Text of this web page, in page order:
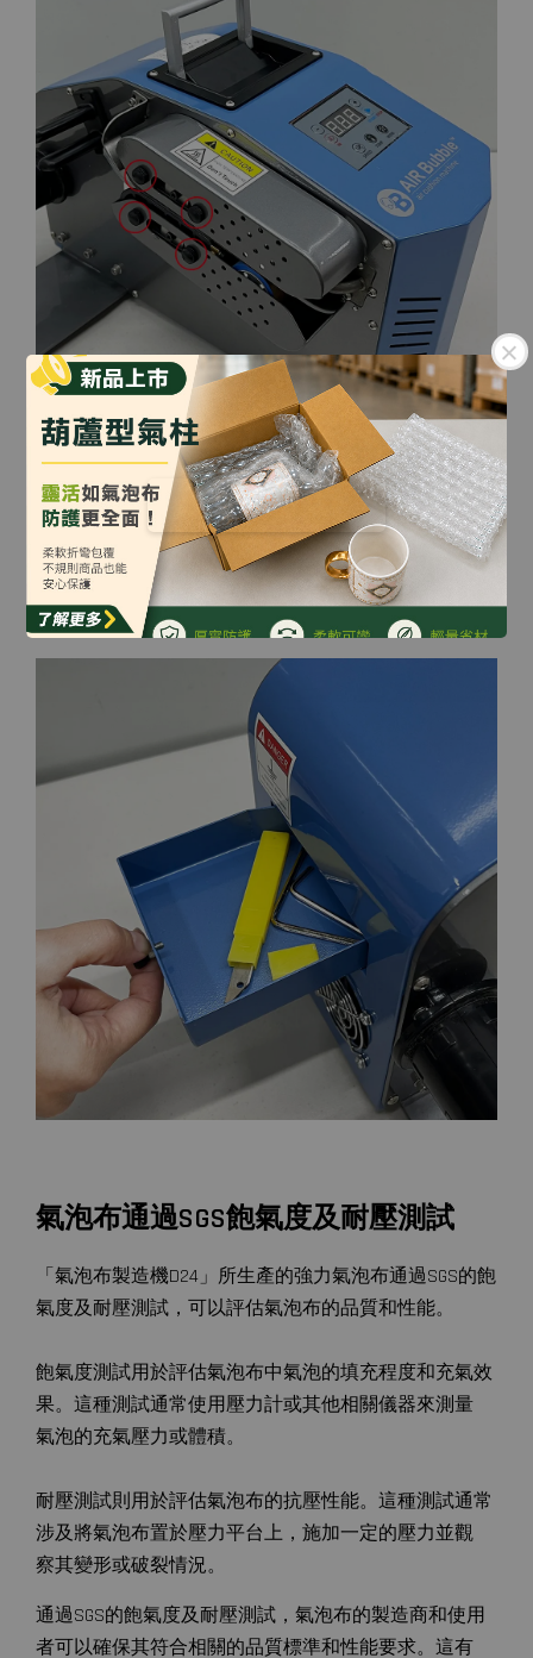
4. 貼心的設計特色
機器後方設有小抽屜，讓您方便存放和取用耗材，再也不
用為找不到耗材而苦惱，提高了工作效率。
氣泡布通過SGS飽氣度及耐壓測試
「氣泡布製造機D24」所生產的強力氣泡布通過SGS的飽
氣度及耐壓測試，可以評估氣泡布的品質和性能。
飽氣度測試用於評估氣泡布中氣泡的填充程度和充氣效
果。這種測試通常使用壓力計或其他相關儀器來測量
氣泡的充氣壓力或體積。
耐壓測試則用於評估氣泡布的抗壓性能。這種測試通常
涉及將氣泡布置於壓力平台上，施加一定的壓力並觀
察其變形或破裂情況。
通過SGS的飽氣度及耐壓測試，氣泡布的製造商和使用
者可以確保其符合相關的品質標準和性能要求。這有